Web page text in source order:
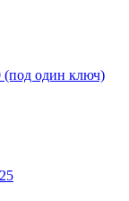
(под один ключ)